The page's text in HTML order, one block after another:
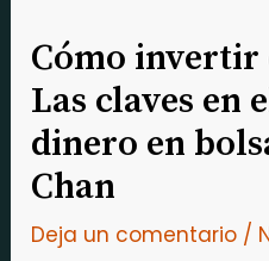
Cómo invertir
Las claves en
dinero en
Chan
Deja un comentario /